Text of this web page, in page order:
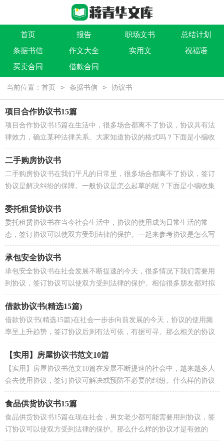
首页 报告 职场文书
总结计划
条据书信
作文大全 实用文
祝福语
买卖合同
借款合同
当前位置：首页 > 条据书信 > 协议书
项目合作协议书15篇
项目合作协议书15篇在生活中，很多场合都离不了协议，协议具有法
律效力，确立某种法律关系。大家知道协议的格式吗？下面是小编收
集整理的项目合作协议书，欢迎大家分享。项目合作协议...
二手购房协议书
二手购房协议书在我们平凡的日常里，很多场合都离不了协议，签订
协议是解决纠纷的保障。一般协议是怎么起草的呢？下面是小编收集
整理的二手购房协议书，欢迎阅读与收藏。二手购房协...
委托租赁协议书
委托租赁协议书在当今社会生活中，协议的使用成为日常生活的常
态，签订协议可以使双方受到法律的保护。一起来参考协议是怎么写
的吧，以下是小编收集整理的委托租赁协议书，欢迎大家...
承包安全协议书
承包安全协议书在社会发展不断提速的今天，很多情况下我们需要用
到协议，签订协议可以使双方受到法律的保护。相信很多朋友都对拟
协议感到非常苦恼吧，以下是小编帮大家整理的承包...
借款协议书(精选15篇)
借款协议书(精选15篇)在社会一步步向前发展的今天，协议的使用频
率呈上升趋势，签订协议后则有法可依，有据可寻。那么相关的协议
到底怎么写呢？下面是小编为大家整理的借款协议书，仅...
【实用】房屋协议书范文10篇
【实用】房屋协议书范文10篇在发展不断提速的社会中，越来越多人
会去使用协议，签订协议可解决或预防不必要的纠纷。什么样的协议
才是有效的呢？下面是小编为大家整理的房屋协议书...
食品供货协议书15篇
食品供货协议书15篇在现在社会，男女老少都可能需要用到协议，签
订协议可以使双方受到法律的保护。那么什么样的协议才是有效的
呢？下面是小编帮大家整理的食品供货协议书，仅供参考...